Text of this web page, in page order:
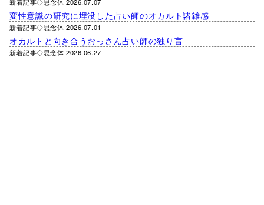
変性意識の研究に埋没した占い師のオカルト諸雑感
新着記事◇思念体 2026.07.01
オカルトと向き合うおっさん占い師の独り言
新着記事◇思念体 2026.06.27